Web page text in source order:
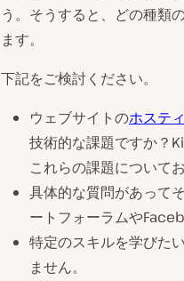
う。そうすると、どの種類
ます。
下記をご検討ください。
ウェブサイトのホステ
技術的な課題ですか？
これらの課題について
具体的な質問があって
ートフォーラムや
特定のスキルを学びた
ません。